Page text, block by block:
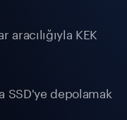
aracılığıyla KEK
SSD'ye depolamak